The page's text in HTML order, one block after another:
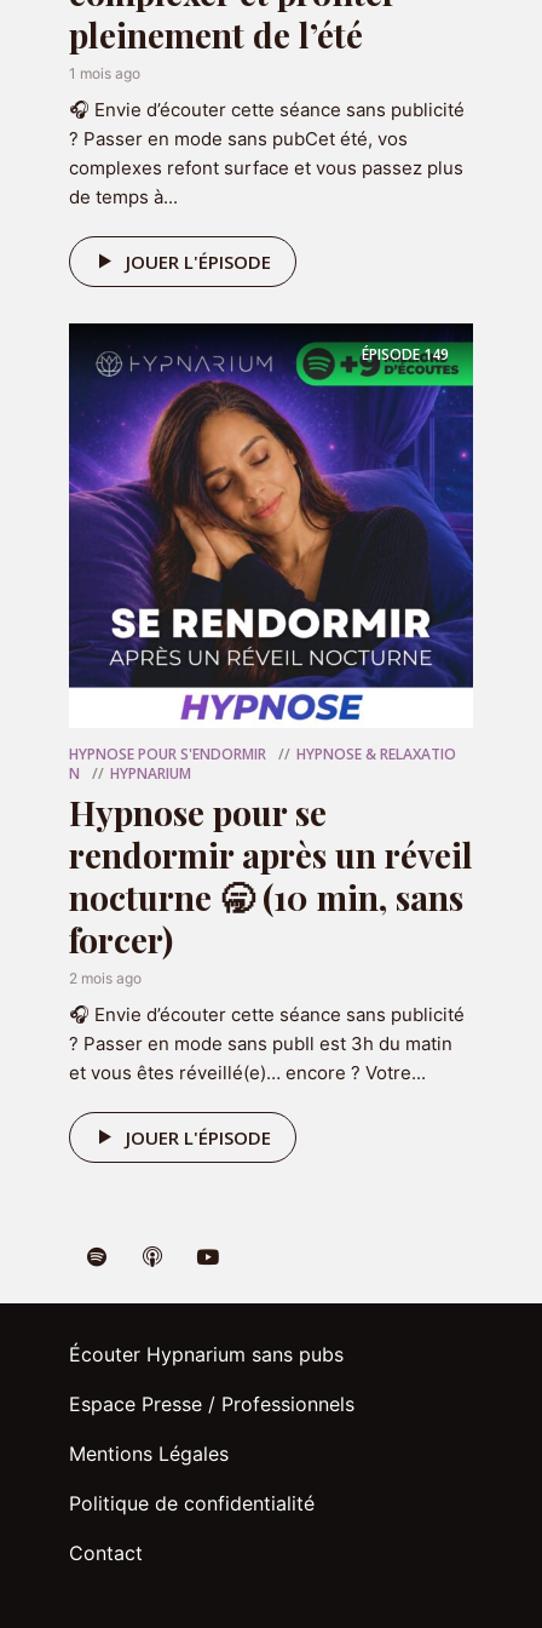
https://podcast.ausha.co/jeremy-coron
Bonne écoute ✨🎧
Rejoignez la discussion
*
E-mail*
🎁 Votre programme
audio offert
OFFERT
Recevez 7 emails et audio d'hypnose
pleinement de l’été
1 mois ago
🎧 Envie d’écouter cette séance sans publicité
? Passer en mode sans pubCet été, vos
complexes refont surface et vous passez plus
de temps à...
JOUER L'ÉPISODE
ÉPISODE149
HYPNOSE POUR S'ENDORMIR
HYPNOSE & RELAXATIO
N
HYPNARIUM
Hypnose pour se
rendormir après un réveil
nocturne 🥱 (10 min, sans
forcer)
2 mois ago
🎧 Envie d’écouter cette séance sans publicité
? Passer en mode sans pubIl est 3h du matin
et vous êtes réveillé(e)… encore ? Votre...
JOUER L'ÉPISODE
Écouter Hypnarium sans pubs
Espace Presse / Professionnels
Mentions Légales
Politique de confidentialité
Contact